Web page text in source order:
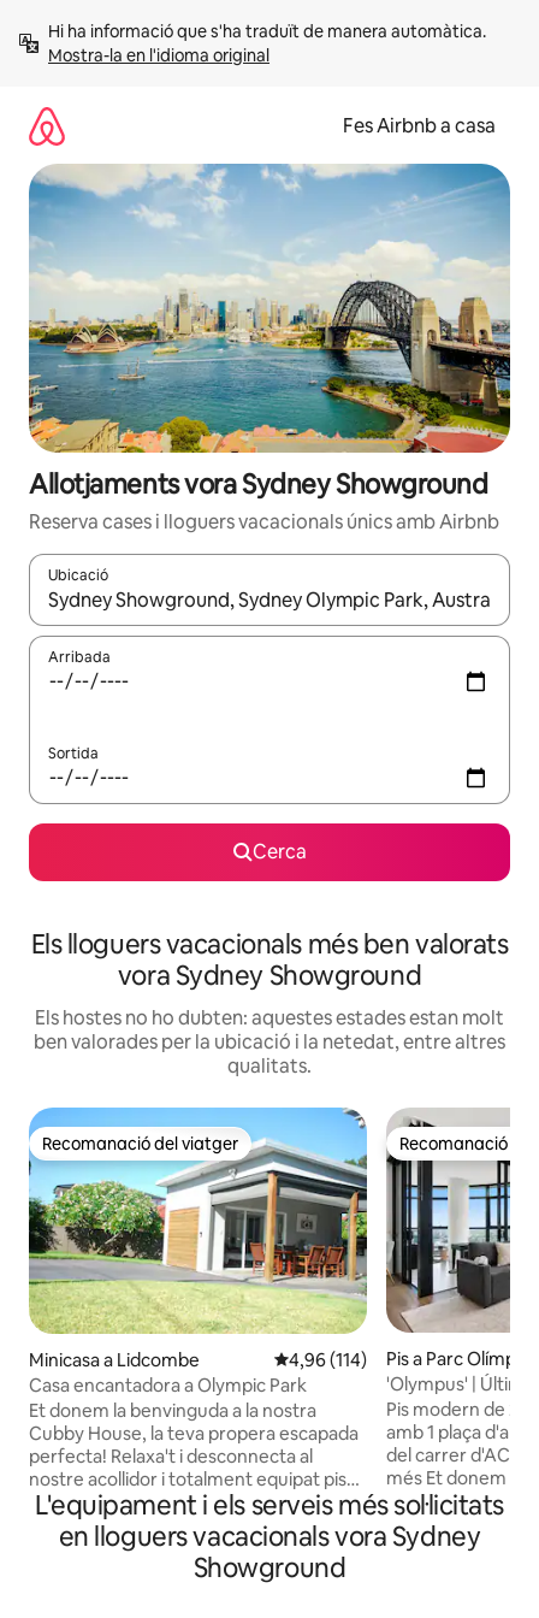
Mostra-la en l'idioma original
Fes Airbnb a casa
Allotjaments vora Sydney Showground
Reserva cases i lloguers vacacionals únics amb Airbnb
Ubicació
Quan els resultats estiguin disponibles, podràs navegar-hi a
Arribada
Sortida
Cerca
Els lloguers vacacionals més ben valorats
vora Sydney Showground
Els hostes no ho dubten: aquestes estades estan molt
ben valorades per la ubicació i la netedat, entre altres
qualitats.
Recomanació del viatger
Recomanació del viatger
Minicasa a Lidcombe 4,96 de puntuació mitjana d'un
4,96 (114)
Casa encantadora a Olympic Park
Et donem la benvinguda a la nostra
Cubby House, la teva propera escapada
perfecta! Relaxa't i desconnecta al
nostre acollidor i totalment equipat pis
de l'àvia. Aquest refugi privat ofereix: 1
dormitori amb un llit doble per a nits
tranquil·les 1 bany modern i bugaderia
Exclusiva zona d'entreteniment i
Recomanació
Recomanació
Pis a Parc Olímpic
'Olympus' | Últim
aparcament
Pis modern de 2
amb 1 plaça
del carrer
més Et donem la benvinguda al teu
prestigiós refugi
Sydney, a poca
Stadium i del
L'equipament i els serveis més sol·licitats
en lloguers vacacionals vora Sydney
Showground